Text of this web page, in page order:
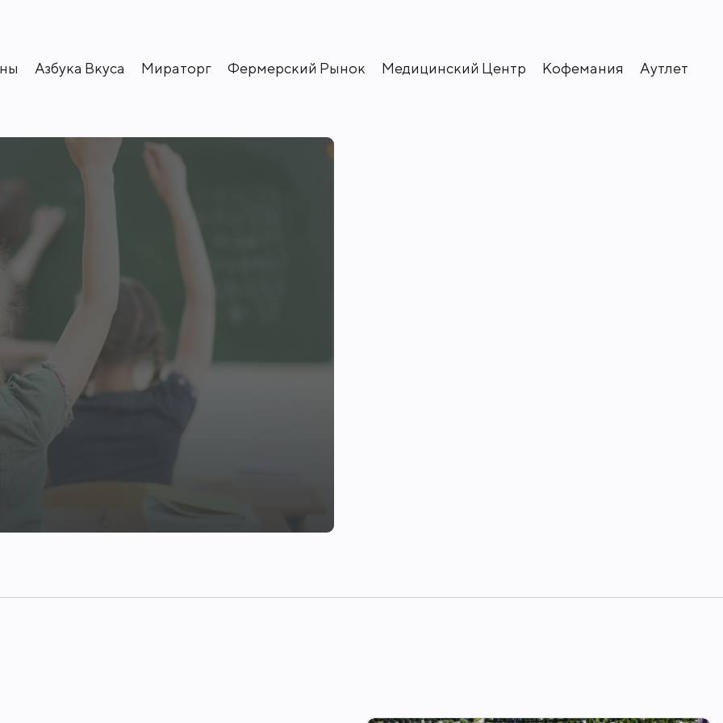
финским листом с долговечным покрытием "Pural".
формата "Ригель", а также натуральным, долговечным
"под дерево".
стекла толщиной 12 мм. и дополнены оригинальным
построена баня, площадью 320 м.², которая на 70% готова под ключ.
дорожки, растёт множество деревьев и кустарников.
полива с использованием оборудования ведущего американского
шумопоглащающих труб "Rehau".
зеленая территория переносит в атмосферу европейского пригорода,
скульптурами и цветниками. В ресторанном комплексе можно
А для любителей спорта - площадки для занятий на свежем воздухе,
Азбука Вкуса Мираторг Фермерский Рынок Медицинский Центр Кофемания
Аутлет